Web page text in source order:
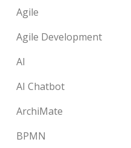
Agile
Agile Development
AI
AI Chatbot
ArchiMate
BPMN